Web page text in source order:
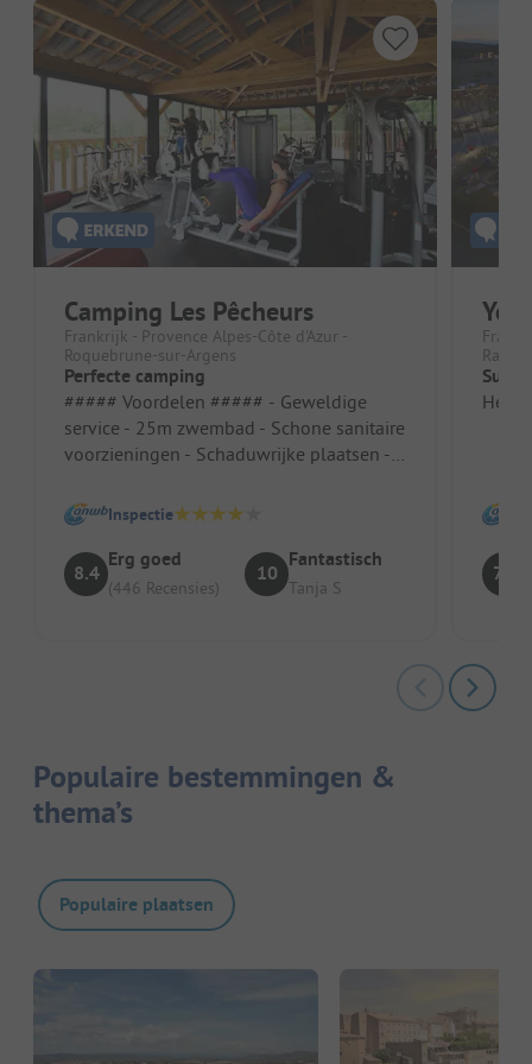
Camping Les Pêcheurs
Frankrijk - Provence Alpes-Côte d'Azur -
Roquebrune-sur-Argens
Perfecte camping
##### Voordelen ##### - Geweldige
service - 25m zwembad - Schone sanitaire
voorzieningen - Schaduwrijke plaatsen -
Inspectie
8.4
Erg goed
(446 Recensies)
10
Fantastisch
Tanja S
Het
7.9
Populaire bestemmingen &
thema’s
Populaire plaatsen